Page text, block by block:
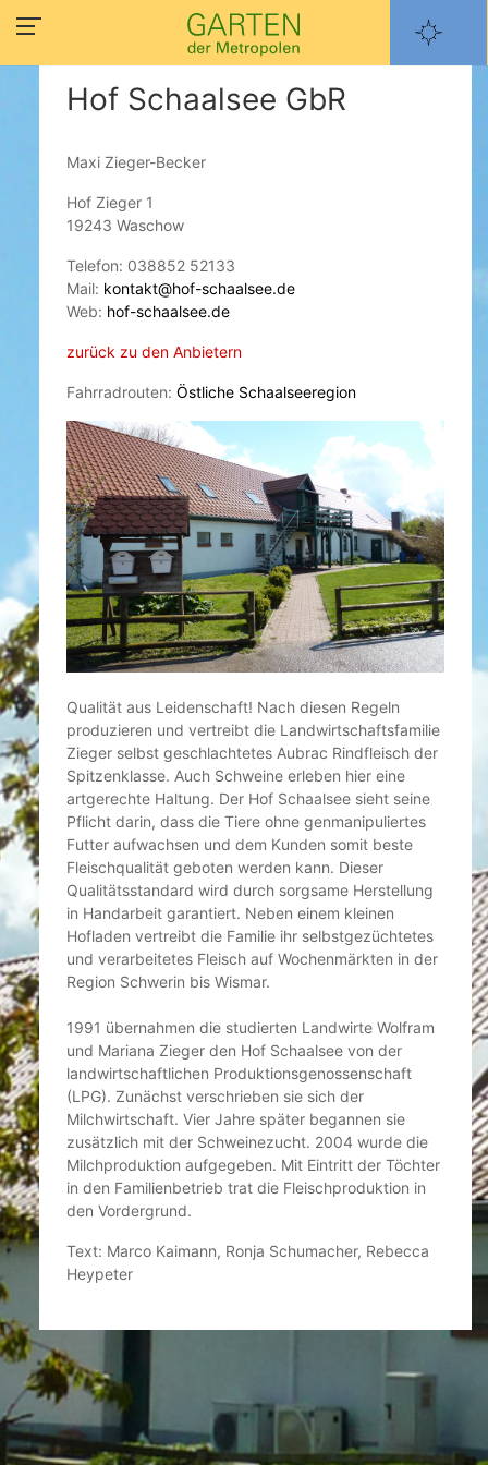
Hof Schaalsee GbR
Maxi Zieger-Becker
Hof Zieger 1
19243 Waschow
Telefon: 038852 52133
Mail: kontakt@hof-schaalsee.de
Web: hof-schaalsee.de
zurück zu den Anbietern
Fahrradrouten: Östliche Schaalseeregion
Qualität aus Leidenschaft! Nach diesen Regeln
produzieren und vertreibt die Landwirtschaftsfamilie
Zieger selbst geschlachtetes Aubrac Rindfleisch der
Spitzenklasse. Auch Schweine erleben hier eine
artgerechte Haltung. Der Hof Schaalsee sieht seine
Pflicht darin, dass die Tiere ohne genmanipuliertes
Futter aufwachsen und dem Kunden somit beste
Fleischqualität geboten werden kann. Dieser
Qualitätsstandard wird durch sorgsame Herstellung
in Handarbeit garantiert. Neben einem kleinen
Hofladen vertreibt die Familie ihr selbstgezüchtetes
und verarbeitetes Fleisch auf Wochenmärkten in der
Region Schwerin bis Wismar.
1991 übernahmen die studierten Landwirte Wolfram
und Mariana Zieger den Hof Schaalsee von der
landwirtschaftlichen Produktionsgenossenschaft
(LPG). Zunächst verschrieben sie sich der
Milchwirtschaft. Vier Jahre später begannen sie
zusätzlich mit der Schweinezucht. 2004 wurde die
Milchproduktion aufgegeben. Mit Eintritt der Töchter
in den Familienbetrieb trat die Fleischproduktion in
den Vordergrund.
Text: Marco Kaimann, Ronja Schumacher, Rebecca
Heypeter